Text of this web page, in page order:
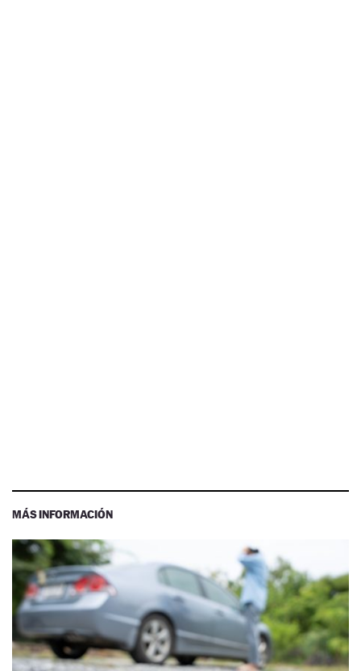
MÁS INFORMACIÓN